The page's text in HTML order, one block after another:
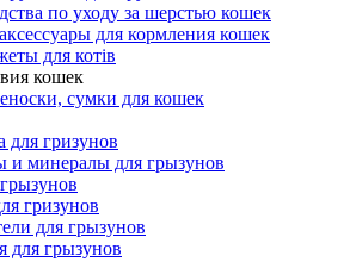
по уходу за шерстью кошек
для кормления кошек
для котів
кошек
сумки для кошек
для гризунов
и минералы для грызунов
гризунов
для грызунов
для грызунов